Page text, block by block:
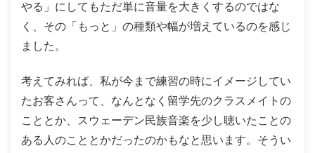
やる」にしてもただ単に音量を大きくするのではな
く、その「もっと」の種類や幅が増えているのを感じ
ました。
考えてみれば、私が今まで練習の時にイメージしてい
たお客さんって、なんとなく留学先のクラスメイトの
こととか、スウェーデン民族音楽を少し聴いたことの
ある人のこととかだったのかもなと思います。そうい